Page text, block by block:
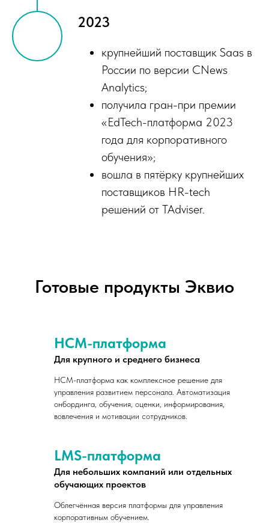
2023
крупнейший поставщик Saas в
России по версии CNews
Analytics;
получила гран-при премии
«EdTech-платформа 2023
года для корпоративного
обучения»;
вошла в пятёрку крупнейших
поставщиков HR-tech
решений от TAdviser.
Готовые продукты Эквио
HCM-платформа
Для крупного и среднего бизнеса
HСМ-платформа как комплексное решение для
управления развитием персонала. Автоматизация
онбординга, обучения, оценки, информирования,
вовлечения и мотивации сотрудников.
LMS-платформа
Для небольших компаний или отдельных
обучающих проектов
Облегчённая версия платформы для управления
корпоративным обучением.